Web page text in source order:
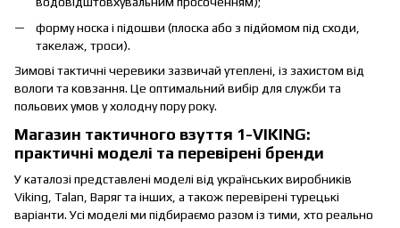
форму носка і підошви (плоска або з підйомом під сходи,
такелаж, троси).
Зимові тактичні черевики зазвичай утеплені, із захистом від
вологи та ковзання. Це оптимальний вибір для служби та
польових умов у холодну пору року.
Магазин тактичного взуття 1-VIKING:
практичні моделі та перевірені бренди
У каталозі представлені моделі від українських виробників
Viking, Talan, Варяг та інших, а також перевірені турецькі
варіанти. Усі моделі ми підбираємо разом із тими, хто реально